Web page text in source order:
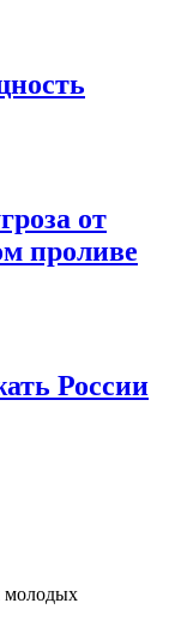
от
проливе
России
молодых